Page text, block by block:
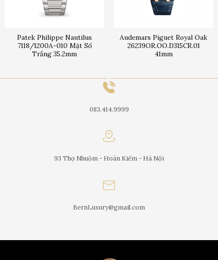
Patek Philippe Nautilus
7118/1200A-010 Mặt Số
Trắng 35.2mm
Audemars Piguet Royal Oak
26239OR.OO.D315CR.01
41mm
083.414.9999
93 Thợ Nhuộm - Hoàn Kiếm - Hà Nội
BernLuxury@gmail.com